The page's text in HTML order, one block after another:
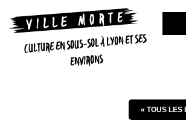
CULTURE EN SOUS-SOL À LYON ET SES
ENVIRONS
« TOUS LES